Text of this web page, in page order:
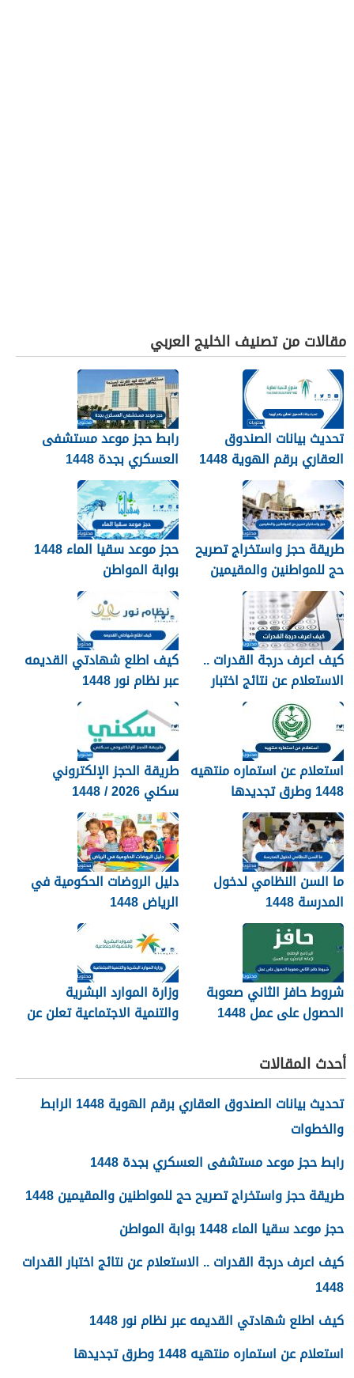
مقالات من تصنيف الخليج العربي
تحديث بيانات الصندوق
العقاري برقم الهوية 1448
الرابط والخطوات
رابط حجز موعد مستشفى
العسكري بجدة 1448
طريقة حجز واستخراج تصريح
حج للمواطنين والمقيمين
1448
حجز موعد سقيا الماء 1448
بوابة المواطن
كيف اعرف درجة القدرات ..
الاستعلام عن نتائج اختبار
القدرات 1448
كيف اطلع شهادتي القديمه
عبر نظام نور 1448
استعلام عن استماره منتهيه
1448 وطرق تجديدها
طريقة الحجز الإلكتروني
سكني 2026 / 1448
بالتفصيل
ما السن النظامي لدخول
المدرسة 1448
دليل الروضات الحكومية في
الرياض 1448
شروط حافز الثاني صعوبة
الحصول على عمل 1448
وزارة الموارد البشرية
والتنمية الاجتماعية تعلن عن
1448
أحدث المقالات
تحديث بيانات الصندوق العقاري برقم الهوية 1448 الرابط
والخطوات
رابط حجز موعد مستشفى العسكري بجدة 1448
طريقة حجز واستخراج تصريح حج للمواطنين والمقيمين 1448
حجز موعد سقيا الماء 1448 بوابة المواطن
كيف اعرف درجة القدرات .. الاستعلام عن نتائج اختبار القدرات
1448
كيف اطلع شهادتي القديمه عبر نظام نور 1448
استعلام عن استماره منتهيه 1448 وطرق تجديدها